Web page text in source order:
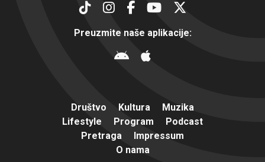
Preuzmite naše aplikacije:
Društvo Kultura
Muzika
Lifestyle
Program
Podcast
Pretraga
Impressum
O nama